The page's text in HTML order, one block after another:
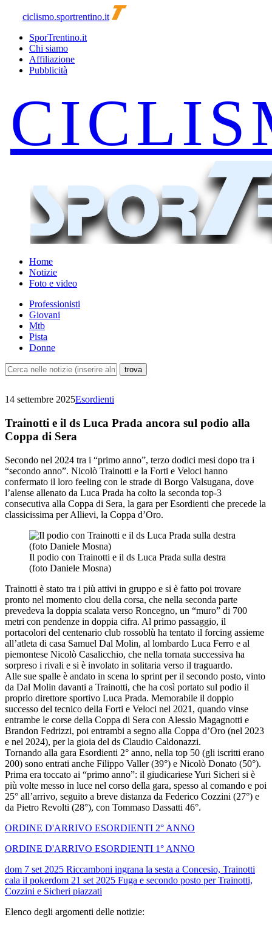
ciclismo.sportrentino.it
SporTrentino.it
Chi siamo
Affiliazione
Pubblicità
Home
Notizie
Foto e video
Professionisti
Giovani
Mtb
Pista
Donne
14 settembre 2025Esordienti
Trainotti e il ds Luca Prada ancora sul podio alla
Coppa di Sera
Secondo nel 2024 tra i “primo anno”, terzo dodici mesi dopo tra i
“secondo anno”. Nicolò Trainotti e la Forti e Veloci hanno
confermato il loro feeling con le strade di Borgo Valsugana, dove
l’alense allenato da Luca Prada ha colto la seconda top-3
consecutiva alla Coppa di Sera, la gara per Esordienti che precede la
classicissima per Allievi, la Coppa d’Oro.
Il podio con Trainotti e il ds Luca Prada sulla destra
(foto Daniele Mosna)
Trainotti è stato tra i più attivi in gruppo e si è fatto poi trovare
pronto nel momento clou della corsa, che nella seconda parte
prevedeva la doppia scalata verso Roncegno, un “muro” di 700
metri con pendenze in doppia cifra. Al primo passaggio, il
portacolori del centenario club rossoblù ha tentato il forcing assieme
all’atleta di casa Samuel Dal Molin, al lombardo Luca Ferro e al
piemontese Nicolò Casalicchio, che nella tornata successiva ha
sorpreso i rivali e si è involato in solitaria verso il traguardo.
Alle sue spalle è andato in scena lo sprint per il secondo posto, vinto
da Dal Molin davanti a Trainotti, che ha così portato sul podio il
proprio direttore sportivo Luca Prada. Memorabile il doppio
successo del tecnico della Forti e Veloci nel 2021, quando vinse
entrambe le corse della Coppa di Sera con Alessio Magagnotti e
Brandon Fedrizzi, poi entrambi a segno alla Coppa d’Oro (nel 2023
e nel 2024), per la gioia del ds Claudio Caldonazzi.
Tornando alla gara Esordienti 2° anno, nella top 50 (gli iscritti erano
200) sono entrati anche Filippo Valler (39°) e Nicolò Donato (50°).
Prima era toccato ai “primo anno”: il giudicariese Yuri Sicheri si è
più volte messo in luce nel corso della gara, spesso al comando e poi
25° all’arrivo, seguito a breve distanza da Federico Cozzini (27°) e
da Pietro Revolti (28°), con Tommaso Dassatti 46°.
ORDINE D'ARRIVO ESORDIENTI 2° ANNO
ORDINE D'ARRIVO ESORDIENTI 1° ANNO
dom 7 set 2025 Riccamboni ingrana la sesta a Concesio, Trainotti
cala il pokerdom 21 set 2025 Fuga e secondo posto per Trainotti,
Cozzini e Sicheri piazzati
Elenco degli argomenti delle notizie: